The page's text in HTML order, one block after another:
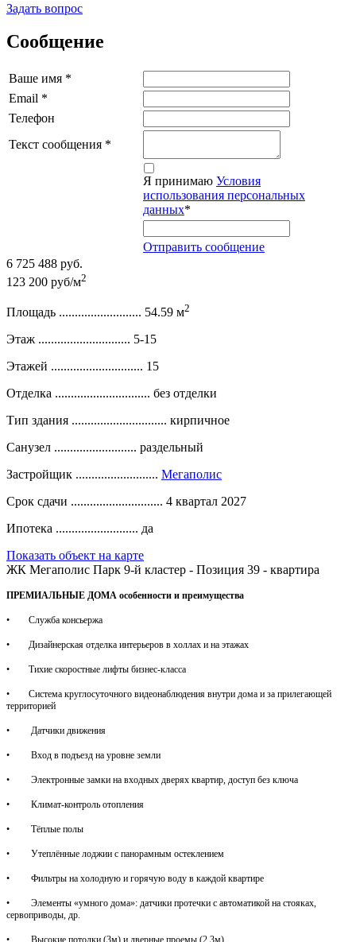
Задать вопрос
Сообщение
Ваше имя *
Email *
Телефон
Текст сообщения *
Я принимаю Условия
использования персональных
данных*
Отправить сообщение
6 725 488 руб.
123 200 руб/м2
Площадь .......................... 54.59 м2
Этаж ............................. 5-15
Этажей ............................. 15
Отделка .............................. без отделки
Тип здания .............................. кирпичное
Санузел .......................... раздельный
Застройщик .......................... Мегаполис
Срок сдачи ............................. 4 квартал 2027
Ипотека .......................... да
Показать объект на карте
ЖК Мегаполис Парк 9-й кластер - Позиция 39 - квартира
ПРЕМИАЛЬНЫЕ ДОМА особенности и преимущества
• Служба консьержа
• Дизайнерская отделка интерьеров в холлах и на этажах
• Тихие скоростные лифты бизнес-класса
• Система круглосуточного видеонаблюдения внутри дома и за прилегающей
территорией
• Датчики движения
• Вход в подъезд на уровне земли
• Электронные замки на входных дверях квартир, доступ без ключа
• Климат-контроль отопления
• Тёплые полы
• Утеплённые лоджии с панорамным остеклением
• Фильтры на холодную и горячую воду в каждой квартире
• Элементы «умного дома»: датчики протечки с автоматикой на стояках,
сервоприводы, др.
• Высокие потолки (3м) и дверные проемы (2,3м)